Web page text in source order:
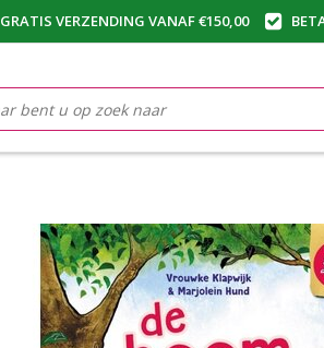
GRATIS VERZENDING VANAF €150,00